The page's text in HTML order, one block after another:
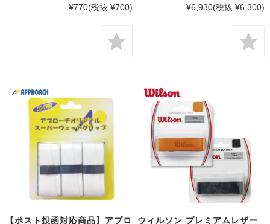
¥770(税抜 ¥700)
¥6,930(税抜 ¥6,300)
【ポスト投函対応商品】アプロ
ウィルソン プレミアムレザー